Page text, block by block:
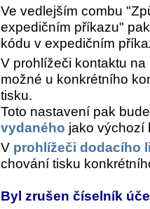
Ve vedlejším combu
expedičním příkazu"
kódu v expedičním
V prohlížeči kontaktu
možné u konkrétního
tisku.
Toto nastavení pak
vydaného jako výchozí
V prohlížeči dodacího
chování tisku
Byl zrušen číselník